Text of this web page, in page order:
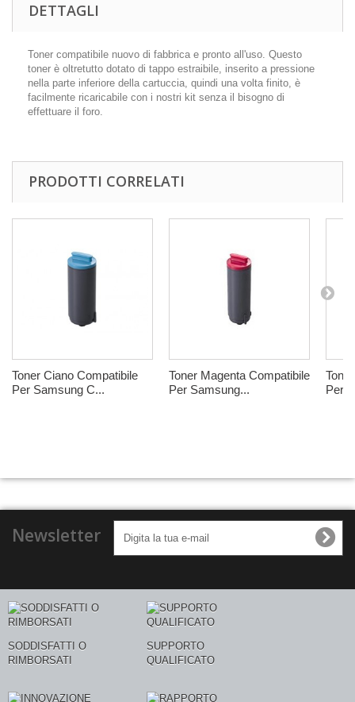
DETTAGLI
Toner compatibile nuovo di fabbrica e pronto all'uso. Questo
toner è oltretutto dotato di tappo estraibile, inserito a pressione
nella parte inferiore della cartuccia, quindi una volta finito, è
facilmente ricaricabile con i nostri kit senza il bisogno di
effettuare il foro.
PRODOTTI CORRELATI
Toner Ciano Compatibile
Per Samsung C...
Toner Magenta Compatibile
Per Samsung...
Per
Newsletter
SODDISFATTI O
RIMBORSATI
SUPPORTO
QUALIFICATO